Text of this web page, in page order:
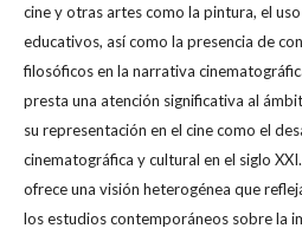
cine y otras artes como la pintura, el
educativos, así como la presencia de
filosóficos en la narrativa
presta una atención significativa al
su representación en el cine como el
cinematográfica y cultural en el siglo
ofrece una visión heterogénea que
los estudios contemporáneos sobre la